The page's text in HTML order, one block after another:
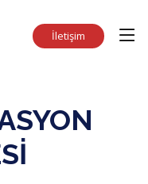
İletişim